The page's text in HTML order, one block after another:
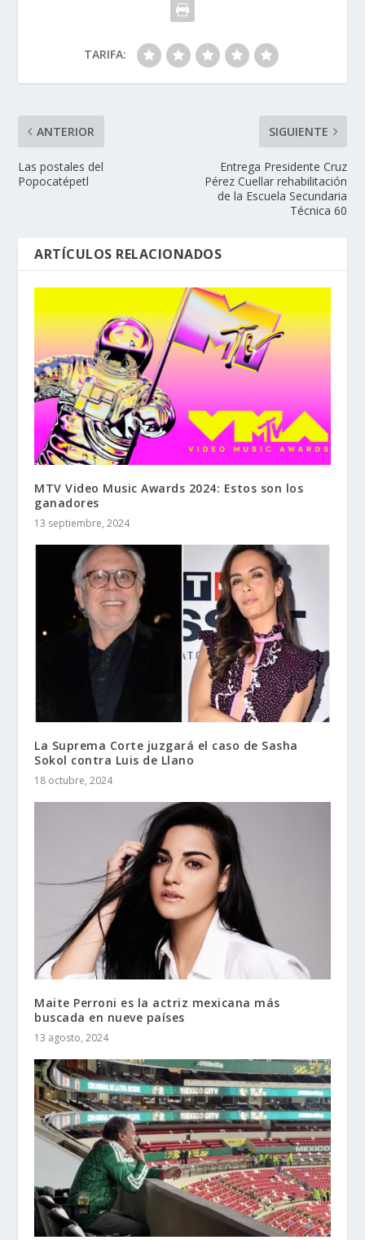
TARIFA:
ANTERIOR
Las postales del
Popocatépetl
SIGUIENTE
Entrega Presidente Cruz
Pérez Cuellar rehabilitación
de la Escuela Secundaria
Técnica 60
ARTÍCULOS RELACIONADOS
MTV Video Music Awards 2024: Estos son los
ganadores
13 septiembre, 2024
La Suprema Corte juzgará el caso de Sasha
Sokol contra Luis de Llano
18 octubre, 2024
Maite Perroni es la actriz mexicana más
buscada en nueve países
13 agosto, 2024